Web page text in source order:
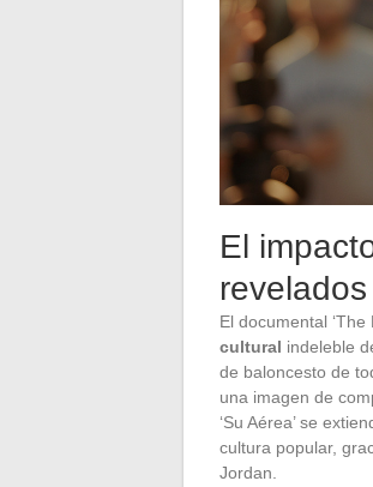
El
revelados
El documental
cultural indeleble
de baloncesto de
una imagen de
‘Su Aérea’ se
cultura popular,
Jordan.